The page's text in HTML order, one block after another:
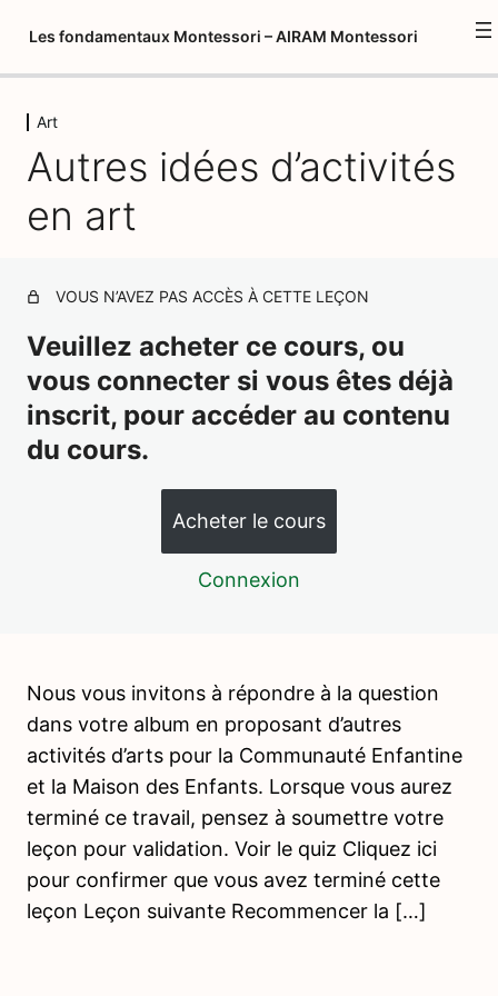
Les fondamentaux Montessori – AIRAM Montessori
Introduction à la formation
1 leçon
Psychopédagogie 1
1 leçon, 1 quiz
Introduction aux fondamentaux
Montessori
3 leçons, 1 quiz
Vie Pratique – Activités préliminaires
/ activités oculomotrices
18 leçons, 6 quiz
Vie pratique – Soin de la personne
Vie pratique – Activités de soin du
10 leçons, 3 quiz
Vie pratique – Grâce et courtoisie
5 leçons, 1 quiz
Psychopédagogie 3
1 leçon, 1 quiz
Jeux collectifs de coordination
motrice
2 leçons, 2 quiz
langage – enrichissement du
Art
Autres idées d’activités
en art
VOUS N’AVEZ PAS ACCÈS À CETTE LEÇON
Veuillez acheter ce cours, ou
vous connecter si vous êtes déjà
inscrit, pour accéder au contenu
du cours.
Acheter le cours
Connexion
Nous vous invitons à répondre à la question
dans votre album en proposant d’autres
activités d’arts pour la Communauté Enfantine
et la Maison des Enfants. Lorsque vous aurez
terminé ce travail, pensez à soumettre votre
leçon pour validation. Voir le quiz Cliquez ici
pour confirmer que vous avez terminé cette
leçon Leçon suivante Recommencer la […]